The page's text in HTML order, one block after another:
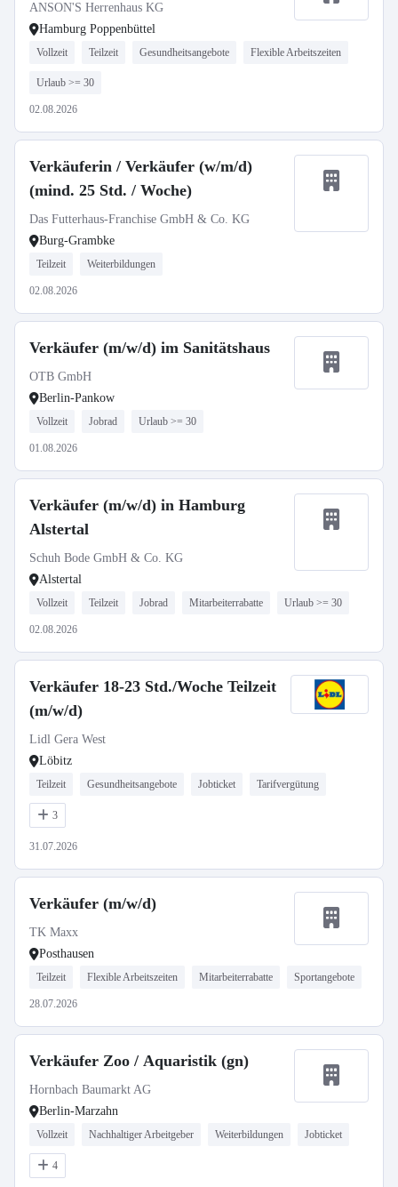
ANSON'S Herrenhaus KG
Hamburg Poppenbüttel
Vollzeit Teilzeit Gesundheitsangebote Flexible Arbeitszeiten
Urlaub >= 30
02.08.2026
Verkäuferin / Verkäufer (w/m/d)
(mind. 25 Std. / Woche)
Das Futterhaus-Franchise GmbH & Co. KG
Burg-Grambke
Teilzeit Weiterbildungen
02.08.2026
Verkäufer (m/w/d) im Sanitätshaus
OTB GmbH
Berlin-Pankow
Vollzeit Jobrad Urlaub >= 30
01.08.2026
Verkäufer (m/w/d) in Hamburg
Alstertal
Schuh Bode GmbH & Co. KG
Alstertal
Vollzeit Teilzeit Jobrad Mitarbeiterrabatte Urlaub >= 30
02.08.2026
Verkäufer 18-23 Std./Woche Teilzeit
(m/w/d)
Lidl Gera West
Löbitz
Teilzeit Gesundheitsangebote Jobticket Tarifvergütung
3
31.07.2026
Verkäufer (m/w/d)
TK Maxx
Posthausen
Teilzeit Flexible Arbeitszeiten Mitarbeiterrabatte Sportangebote
28.07.2026
Verkäufer Zoo / Aquaristik (gn)
Hornbach Baumarkt AG
Berlin-Marzahn
Vollzeit Nachhaltiger Arbeitgeber Weiterbildungen Jobticket
4